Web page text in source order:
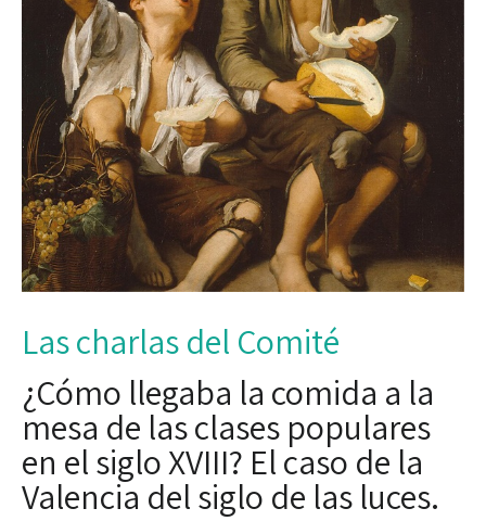
Las charlas del Comité
¿Cómo llegaba la comida a la
mesa de las clases populares
en el siglo XVIII? El caso de la
Valencia del siglo de las luces.